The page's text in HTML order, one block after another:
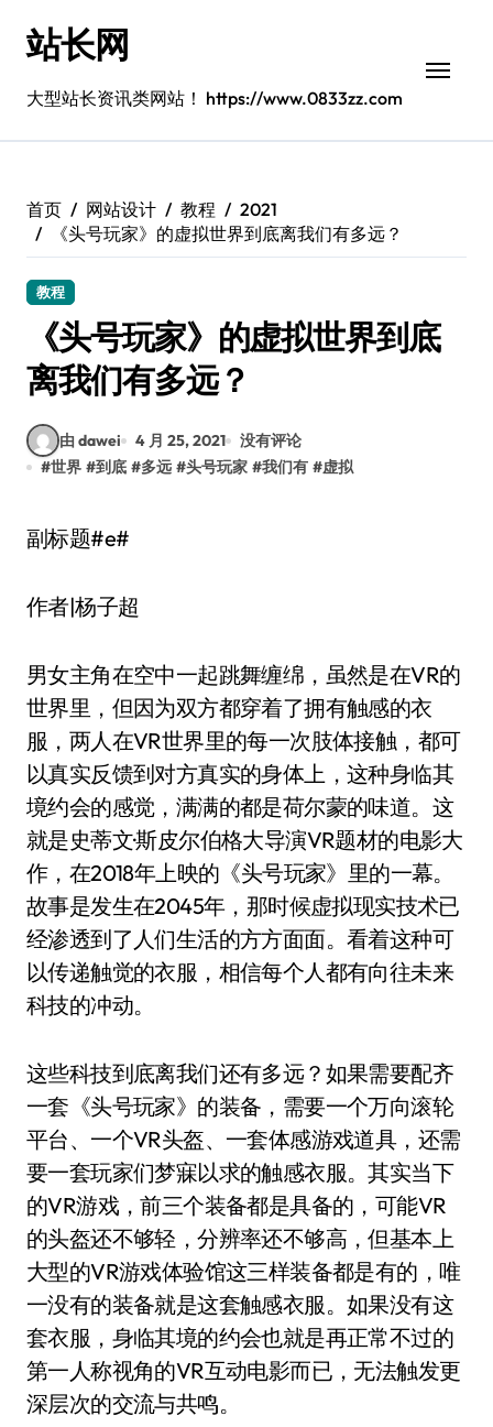
站长网
大型站长资讯类网站！ https://www.0833zz.com
首页 网站设计 教程
2021
《头号玩家》的虚拟世界到底离我们有多远？
教程
《头号玩家》的虚拟世界到底
离我们有多远？
由 dawei 4 月 25, 2021
没有评论
#世界 #到底 #多远 #头号玩家 #我们有 #虚拟
副标题#e#
作者|杨子超
男女主角在空中一起跳舞缠绵，虽然是在VR的
世界里，但因为双方都穿着了拥有触感的衣
服，两人在VR世界里的每一次肢体接触，都可
以真实反馈到对方真实的身体上，这种身临其
境约会的感觉，满满的都是荷尔蒙的味道。这
就是史蒂文·斯皮尔伯格大导演VR题材的电影大
作，在2018年上映的《头号玩家》里的一幕。
故事是发生在2045年，那时候虚拟现实技术已
经渗透到了人们生活的方方面面。看着这种可
以传递触觉的衣服，相信每个人都有向往未来
科技的冲动。
这些科技到底离我们还有多远？如果需要配齐
一套《头号玩家》的装备，需要一个万向滚轮
平台、一个VR头盔、一套体感游戏道具，还需
要一套玩家们梦寐以求的触感衣服。其实当下
的VR游戏，前三个装备都是具备的，可能VR
的头盔还不够轻，分辨率还不够高，但基本上
大型的VR游戏体验馆这三样装备都是有的，唯
一没有的装备就是这套触感衣服。如果没有这
套衣服，身临其境的约会也就是再正常不过的
第一人称视角的VR互动电影而已，无法触发更
深层次的交流与共鸣。